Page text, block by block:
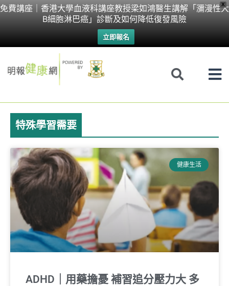
X
免費講座｜香港大學血液科講座教授梁如鴻醫生講解「瀰漫性大
B細胞淋巴癌」診斷及如何降低復發風險
立即報名
Skip
特殊學習需要
健康生活
ADHD｜用藥擔憂 補習追分壓力大 多